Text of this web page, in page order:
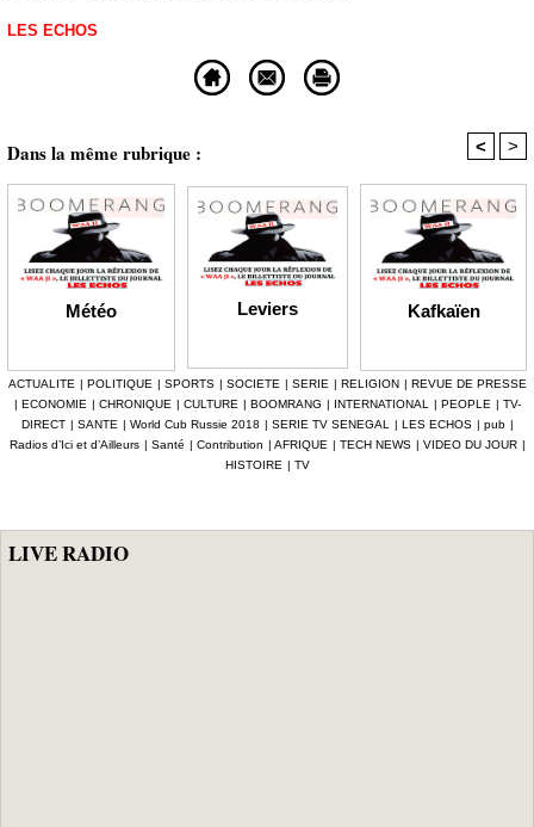
LES ECHOS
Dans la même rubrique : < >
Météo Leviers Kafkaïen
ACTUALITE | POLITIQUE | SPORTS | SOCIETE | SERIE | RELIGION | REVUE DE PRESSE
| ECONOMIE | CHRONIQUE | CULTURE | BOOMRANG | INTERNATIONAL | PEOPLE | TV-
DIRECT | SANTE | World Cub Russie 2018 | SERIE TV SENEGAL | LES ECHOS | pub |
Radios d’Ici et d’Ailleurs | Santé | Contribution | AFRIQUE | TECH NEWS | VIDEO DU JOUR |
HISTOIRE | TV
LIVE RADIO